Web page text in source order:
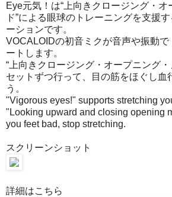
Eye元気！は“上向きクロージング・オ
ド”による眼球のトレーニングを支援
ーションです。
VOCALOIDの初音ミクが音声や振動
ートします。
“上向きクロージング・オープニング
セットずつ行って、目の筋をほぐし血
う。
"Vigorous eyes!" supports stretching
"Looking upward and closing opening
you feet bad, stop stretching.
スクリーンショット
詳細はこちら